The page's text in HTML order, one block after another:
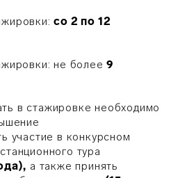
со 2 по 12
не более9
в стажировке необходимо
участие в конкурсном
тура
а также принять